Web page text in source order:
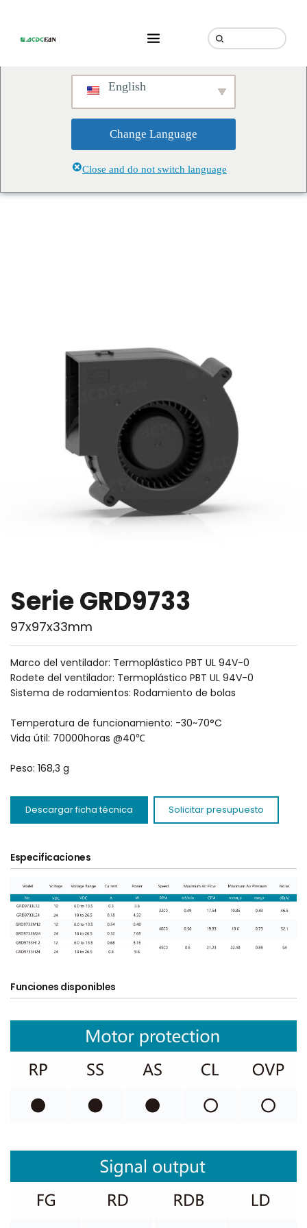
speaking a different language.
Do you want to change to:
English
Change Language
Close and do not switch language
Serie GRD9733
97x97x33mm
Marco del ventilador: Termoplástico PBT UL 94V-0
Rodete del ventilador: Termoplástico PBT UL 94V-0
Sistema de rodamientos: Rodamiento de bolas
Temperatura de funcionamiento: -30~70°C
Vida útil: 70000horas @40℃
Peso: 168,3 g
Descargar ficha técnica Solicitar presupuesto
Especificaciones
Funciones disponibles